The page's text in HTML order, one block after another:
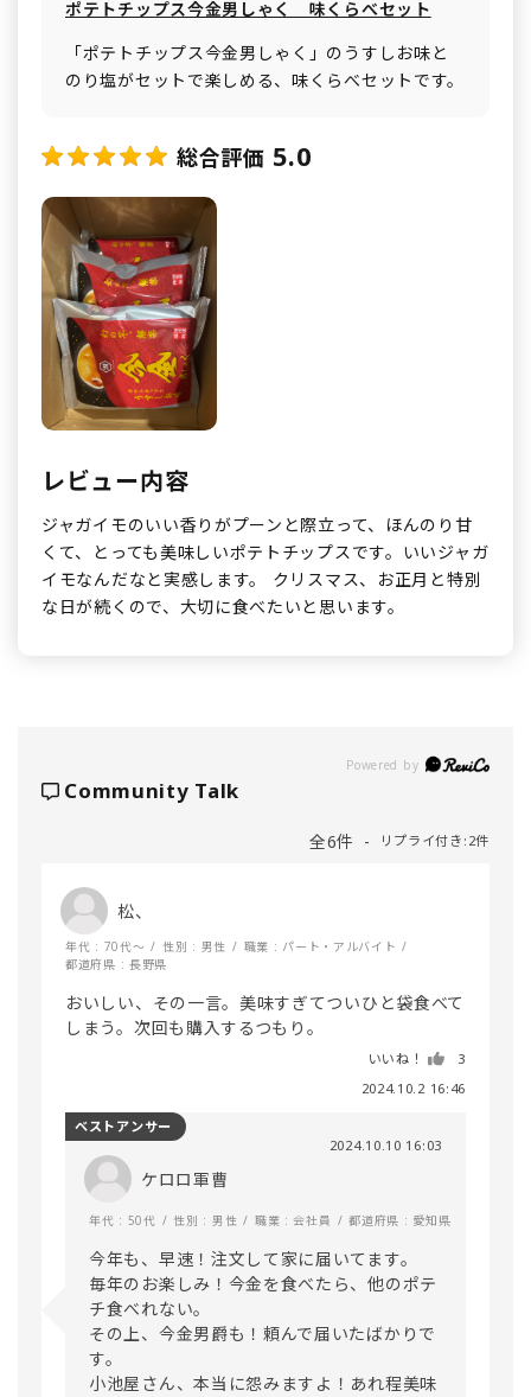
ポテトチップス今金男しゃく 味くらべセット
「ポテトチップス今金男しゃく」のうすしお味と
のり塩がセットで楽しめる、味くらべセットです。
総合評価 5.0
レビュー内容
ジャガイモのいい香りがプーンと際立って、ほんのり甘
くて、とっても美味しいポテトチップスです。いいジャガ
イモなんだなと実感します。 クリスマス、お正月と特別
な日が続くので、大切に食べたいと思います。
Powered by
Community Talk
全6件 リプライ付き:2件
松、
年代 : 70代～ 性別 : 男性
職業 : パート・アルバイト
都道府県 : 長野県
おいしい、その一言。美味すぎてついひと袋食べて
しまう。次回も購入するつもり。
いいね！
3
2024.10.2 16:46
2024.10.10 16:03
ケロロ軍曹
年代 : 50代 性別 : 男性 職業 : 会社員 都道府県 : 愛知県
今年も、早速！注文して家に届いてます。
毎年のお楽しみ！今金を食べたら、他のポテ
チ食べれない。
その上、今金男爵も！頼んで届いたばかりで
す。
小池屋さん、本当に怨みますよ！あれ程美味
ベストアンサー